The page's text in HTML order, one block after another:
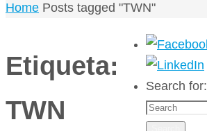
Home Posts tagged "TWN"
Etiqueta:
TWN
Search for: